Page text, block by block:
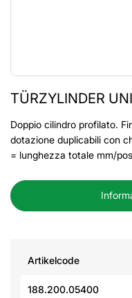
TÜRZYLINDER
Doppio cilindro profilato.
dotazione duplicabili con
= lunghezza totale mm/
Artikelcode
188.200.05400